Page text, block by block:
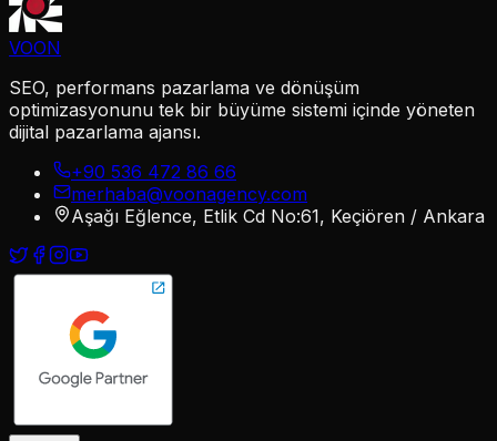
VOON
SEO, performans pazarlama ve dönüşüm
optimizasyonunu tek bir büyüme sistemi içinde yöneten
dijital pazarlama ajansı.
+90 536 472 86 66
merhaba@voonagency.com
Aşağı Eğlence, Etlik Cd No:61, Keçiören / Ankara